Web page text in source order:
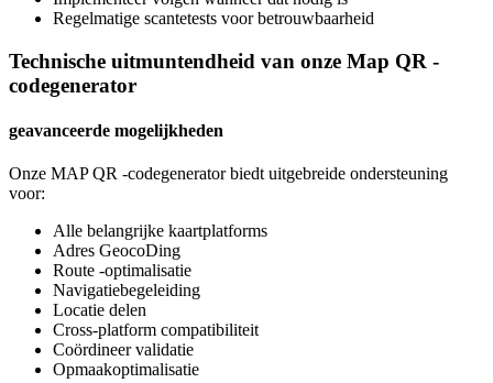
Regelmatige scantetests voor betrouwbaarheid
Technische uitmuntendheid van onze Map QR -
codegenerator
geavanceerde mogelijkheden
Onze MAP QR -codegenerator biedt uitgebreide ondersteuning
voor:
Alle belangrijke kaartplatforms
Adres GeocoDing
Route -optimalisatie
Navigatiebegeleiding
Locatie delen
Cross-platform compatibiliteit
Coördineer validatie
Opmaakoptimalisatie